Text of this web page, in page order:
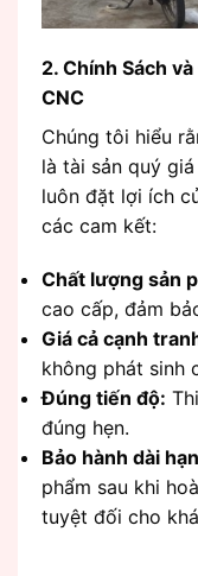
2. Chính Sách
CNC
Chúng tôi hiểu
là tài sản quý
luôn đặt lợi ích
các cam kết:
Chất lượng sản
cao cấp, đảm
Giá cả cạnh
không phát sinh
Đúng tiến độ:
đúng hẹn.
Bảo hành dài
phẩm sau khi
tuyệt đối cho